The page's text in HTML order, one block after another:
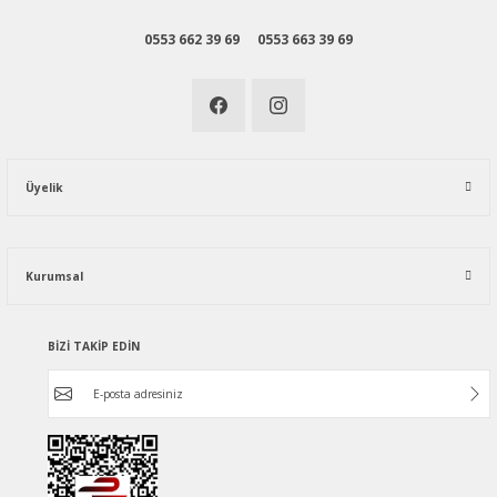
0553 662 39 69 0553 663 39 69
Üyelik
Kurumsal
BİZİ TAKİP EDİN